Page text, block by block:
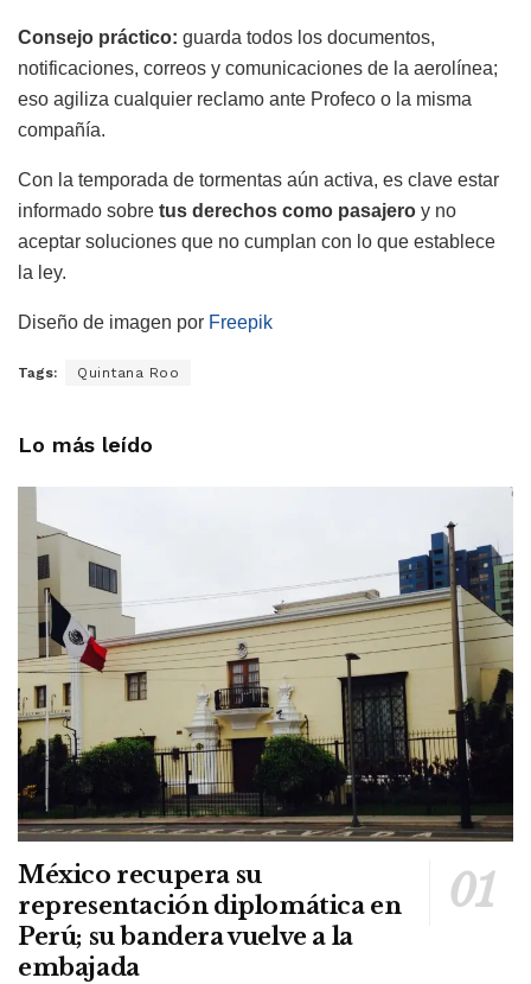
Consejo práctico: guarda todos los documentos,
notificaciones, correos y comunicaciones de la aerolínea;
eso agiliza cualquier reclamo ante Profeco o la misma
compañía.
Con la temporada de tormentas aún activa, es clave estar
informado sobre tus derechos como pasajero y no
aceptar soluciones que no cumplan con lo que establece
la ley.
Diseño de imagen por Freepik
Tags: Quintana Roo
Lo más leído
México recupera su
representación diplomática en
Perú; su bandera vuelve a la
embajada